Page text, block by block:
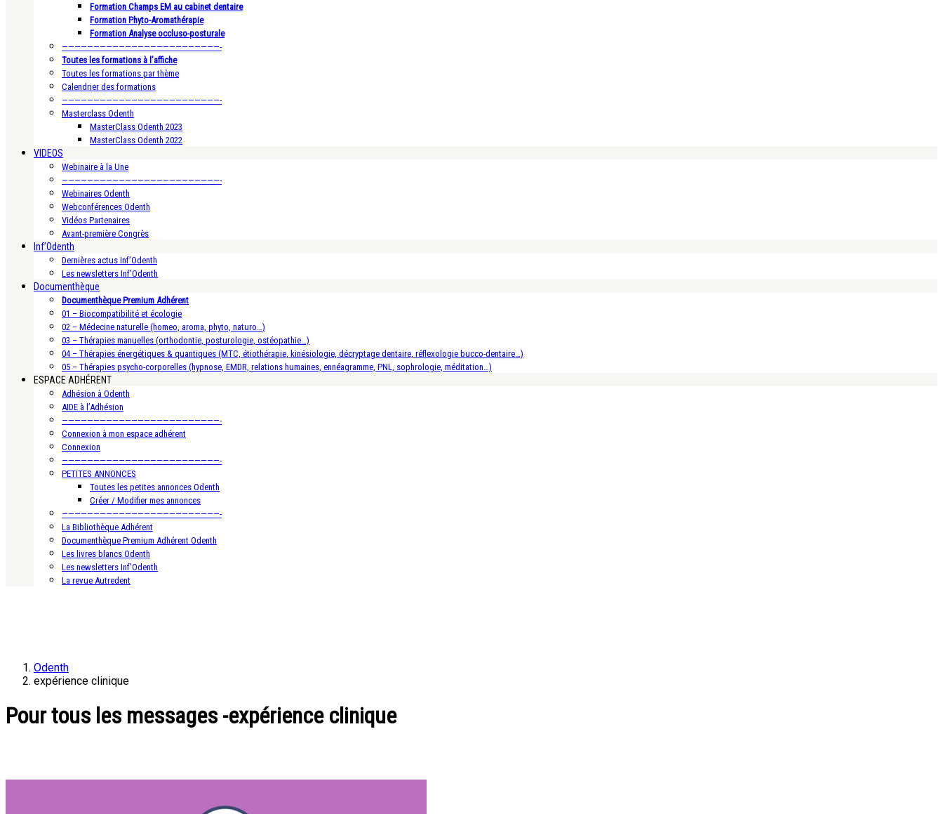
Formation Champs EM au cabinet dentaire
Formation Phyto-Aromathérapie
Formation Analyse occluso-posturale
—————————————————————————-
Toutes les formations à l’affiche
Toutes les formations par thème
Calendrier des formations
—————————————————————————-
Masterclass Odenth
MasterClass Odenth 2023
MasterClass Odenth 2022
VIDEOS
Webinaire à la Une
—————————————————————————-
Webinaires Odenth
Webconférences Odenth
Vidéos Partenaires
Avant-première Congrès
Inf’Odenth
Dernières actus Inf’Odenth
Les newsletters Inf’Odenth
Documenthèque
Documenthèque Premium Adhérent
01 – Biocompatibilité et écologie
02 – Médecine naturelle (homeo, aroma, phyto, naturo…)
03 – Thérapies manuelles (orthodontie, posturologie, ostéopathie…)
04 – Thérapies énergétiques & quantiques (MTC, étiothérapie, kinésiologie, décryptage dentaire, réflexologie bucco-dentaire…)
05 – Thérapies psycho-corporelles (hypnose, EMDR, relations humaines, ennéagramme, PNL, sophrologie, méditation…)
ESPACE ADHÉRENT
Adhésion à Odenth
AIDE à l’Adhésion
—————————————————————————-
Connexion à mon espace adhérent
Connexion
—————————————————————————-
PETITES ANNONCES
Toutes les petites annonces Odenth
Créer / Modifier mes annonces
—————————————————————————-
La Bibliothèque Adhérent
Documenthèque Premium Adhérent Odenth
Les livres blancs Odenth
Les newsletters Inf’Odenth
La revue Autredent
Odenth
expérience clinique
Pour tous les messages -expérience clinique